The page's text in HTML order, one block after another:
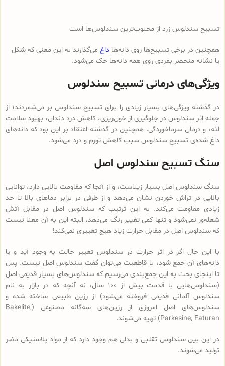
تسبیح سندلوس زرد از محبوب‌ترین سندلوس‌ها است
همچنین در برخی تسبیح‌ها روی دانه‌ها داغ می‌گذارند به این معنی که شکل
یا نشانه منحصر بفردی روی همه دانه‌ها حک می‌شود.
ویژگی‌های درمانی تسبیح سندلوس
در گذشته ویژگی‌های بسیار زیادی را برای تسبیح سندلوس بر می‌شمردند؛ از
جمله اثر سندلوس در جلوگیری از خون‌ریزی، کاهش درد دندان، بهبود سلامت
لثه، و درمان سرماخوردگی. همچنین در گذشته اعتقاد بر این بود که دانه‌های
داغ شده‌ی تسبیح سندلوس سبب کاهش تورم و درد می‌شود.
سنگ تسبیح سندلوس اصل
سنگ سندلوس اصل بسیار زیباست، و از آنجا که مقاومت بالایی دارد، توانایی
بالایی در تراش خوردن نشان می‌دهد و از طرفی در برابر دماهای بالا تا حد
زیادی مقاومت می‌کند. به این ترتیب که سندلوس اصل در مقابل آتش
شعله‌ور نمی‌شود و تنها کمی تغییر رنگ می‌دهد، البته این به آن معنا نیست
که سندلوس اصل در مقابل حرارت زیاد هیچ تغییری نمی‌کند!
با این حال اگر در اثر حرارت در سندلوس تغییر حالت به وجود آید و یا
دانه‌های آن جمع شود، با قاطعیت می‌توان گفت سندلوس اصل نیست. پس
تا اینجای بحث به این جمع‌بندی می‌رسیم که سندلوس‌های بسیار قدیمی اصل
(سندلوس‌هایی با قدمت بیش از 100 سال، نه آنچه که در بازار به نام
سندلوس آلمانی قدیمی فروخته می‌شود) از رزین طبیعی ساخته شده و
سندلوس‌‌های اصل امروزی از رزین‌های سه‌گانه مصنوعی (Bakelite,
Parkesine, Faturan) تهیه می‌شوند.
در این بین سندلوس تقلبی و بدلی هم وجود دارد که از مواد پلاستیکی مضر
تولید می‌شوند.